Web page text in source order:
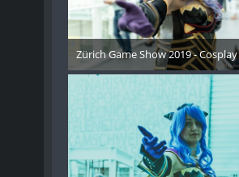
Zürich Game Show 2019 -
21. Oktober 2019